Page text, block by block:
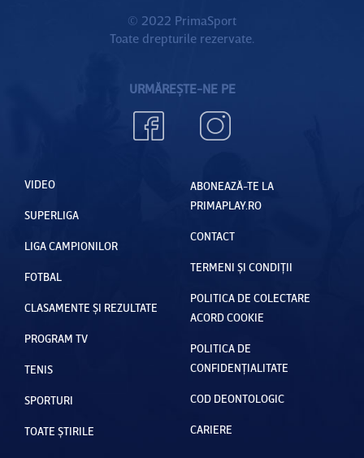
© 2022 PrimaSport
Toate drepturile rezervate.
URMĂREȘTE-NE PE
VIDEO
SUPERLIGA
LIGA CAMPIONILOR
FOTBAL
CLASAMENTE ȘI REZULTATE
PROGRAM TV
TENIS
SPORTURI
TOATE ȘTIRILE
ABONEAZĂ-TE LA
PRIMAPLAY.RO
CONTACT
TERMENI ȘI CONDIȚII
POLITICA DE COLECTARE
ACORD COOKIE
POLITICA DE
CONFIDENȚIALITATE
COD DEONTOLOGIC
CARIERE